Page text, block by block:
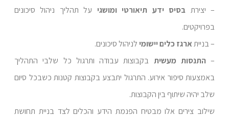
– יצירת בסיס ידע תיאורטי ומושגי על תהליך ניהול סיכונים
בפרויקטים.
– בנייתארגז כלים יישומי לניהול סיכונים.
– התנסות מעשית בקבוצות עבודה ותרגול כל שלבי התהליך
באמצעות סיפור אירוע. התרגול יתבצע בקבוצות קטנות כשבכל סיום
שלב יהיה שיתוף בין הקבוצות.
שילוב צירים אלו מבטיח הפנמת הידע והכלים לצד בניית תחושת